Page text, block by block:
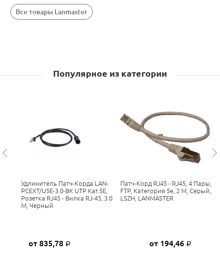
Все товары Lanmaster
Популярное из категории
Удлинитель Патч-Корда LAN-
PCEXT/U5E-3.0-BK UTP Кат.5E,
Розетка RJ45 - Вилка RJ-45, 3.0
М, Черный
от 835,78 Р
Патч-Корд RJ45 - RJ45, 4 Пары,
FTP, Категория 5е, 2 М, Серый,
LSZH, LANMASTER
от 194,46 Р